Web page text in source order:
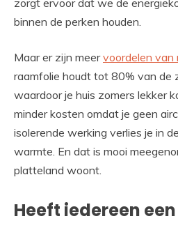
zorgt ervoor dat we de
binnen de perken houden.
Maar er zijn meervoordelen van
raamfolie houdt tot 80% van de
waardoor je huis zomers lekker
minder kosten omdat je geen
isolerende werking verlies je in
warmte. En dat is mooi
platteland woont.
Heeft iedereen